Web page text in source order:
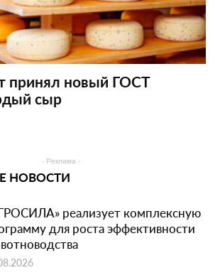
принял новый ГОСТ
сыр
- Реклама -
НОВОСТИ
реализует комплексную
для роста эффективности